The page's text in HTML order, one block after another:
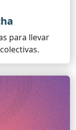
para llevar